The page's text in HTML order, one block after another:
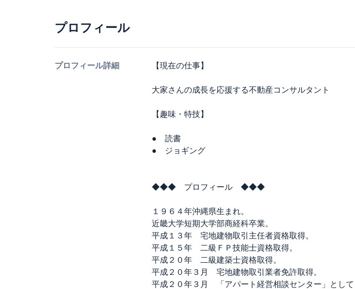
プロフィール
プロフィール詳細 【現在の仕事】
大家さんの成長を応援する不動産コンサルタント
【趣味・特技】
● 読書
● ジョギング
◆◆◆ プロフィール ◆◆◆
１９６４年沖縄県生まれ。
近畿大学短期大学部商経科卒業。
平成１３年 宅地建物取引主任者資格取得。
平成１５年 二級ＦＰ技能士資格取得。
平成２０年 二級建築士資格取得。
平成２０年３月 宅地建物取引業者免許取得。
平成２０年３月 「アパート経営相談センター」として